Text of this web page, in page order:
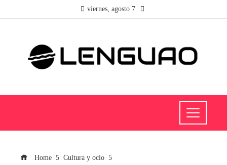
viernes, agosto 7
Home
Cultura y ocio